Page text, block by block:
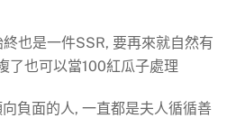
也是一件SSR, 要再來就自然有
了也可以當100紅瓜子處理
負面的人, 一直都是夫人循循善